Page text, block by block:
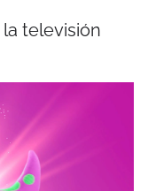
televisión